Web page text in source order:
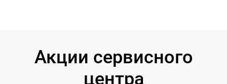
Акции сервисного
центра